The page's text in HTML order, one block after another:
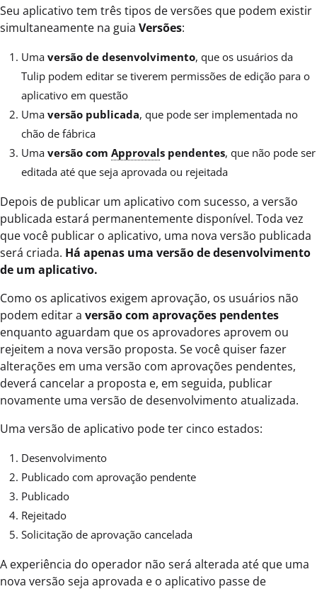
Seu aplicativo tem três tipos de versões que podem existir
simultaneamente na guia Versões:
Uma versão de desenvolvimento, que os usuários da
Tulip podem editar se tiverem permissões de edição para o
aplicativo em questão
Uma versão publicada, que pode ser implementada no
chão de fábrica
Uma versão com Approvals pendentes, que não pode ser
editada até que seja aprovada ou rejeitada
Depois de publicar um aplicativo com sucesso, a versão
publicada estará permanentemente disponível. Toda vez
que você publicar o aplicativo, uma nova versão publicada
será criada. Há apenas uma versão de desenvolvimento
de um aplicativo.
Como os aplicativos exigem aprovação, os usuários não
podem editar a versão com aprovações pendentes
enquanto aguardam que os aprovadores aprovem ou
rejeitem a nova versão proposta. Se você quiser fazer
alterações em uma versão com aprovações pendentes,
deverá cancelar a proposta e, em seguida, publicar
novamente uma versão de desenvolvimento atualizada.
Uma versão de aplicativo pode ter cinco estados:
Desenvolvimento
Publicado com aprovação pendente
Publicado
Rejeitado
Solicitação de aprovação cancelada
A experiência do operador não será alterada até que uma
nova versão seja aprovada e o aplicativo passe de